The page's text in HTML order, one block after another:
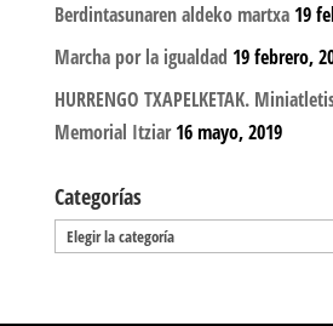
Berdintasunaren aldeko martxa 19
Marcha por la igualdad 19 febrero,
HURRENGO TXAPELKETAK.
Memorial Itziar 16 mayo, 2019
Categorías
Categorías